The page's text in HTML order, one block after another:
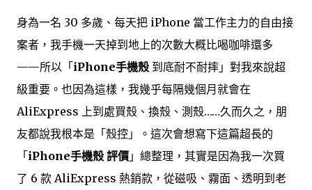
身為一名 30 多歲、每天把 iPhone 當工作主力的自由接
案者，我手機一天掉到地上的次數大概比喝咖啡還多
——所以「iPhone手機殼 到底耐不耐摔」對我來說超
級重要。也因為這樣，我幾乎每隔幾個月就會在
AliExpress 上到處買殼、換殼、測殼……久而久之，朋
友都說我根本是「殼控」。這次會想寫下這篇超長的
「iPhone手機殼 評價 」總整理，其實是因為我一次買
了 6 款 AliExpress 熱銷款，從磁吸、霧面、透明到老